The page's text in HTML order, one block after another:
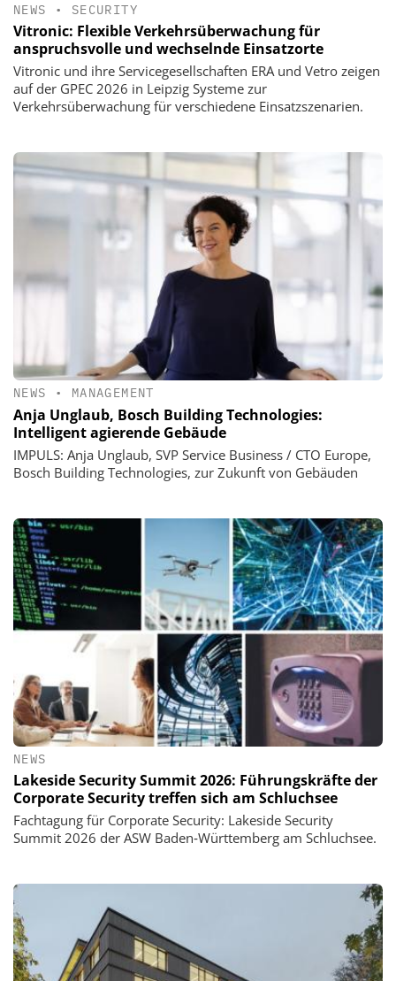
NEWS • SECURITY
Vitronic: Flexible Verkehrsüberwachung für
anspruchsvolle und wechselnde Einsatzorte
Vitronic und ihre Servicegesellschaften ERA und Vetro zeigen
auf der GPEC 2026 in Leipzig Systeme zur
Verkehrsüberwachung für verschiedene Einsatzszenarien.
NEWS • MANAGEMENT
Anja Unglaub, Bosch Building Technologies:
Intelligent agierende Gebäude
IMPULS: Anja Unglaub, SVP Service Business / CTO Europe,
Bosch Building Technologies, zur Zukunft von Gebäuden
NEWS
Lakeside Security Summit 2026: Führungskräfte der
Corporate Security treffen sich am Schluchsee
Fachtagung für Corporate Security: Lakeside Security
Summit 2026 der ASW Baden‑Württemberg am Schluchsee.